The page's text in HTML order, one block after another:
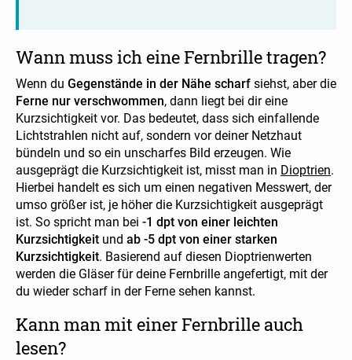
Wann muss ich eine Fernbrille tragen?
Wenn du Gegenstände in der Nähe scharf siehst, aber die
Ferne nur verschwommen, dann liegt bei dir eine
Kurzsichtigkeit vor. Das bedeutet, dass sich einfallende
Lichtstrahlen nicht auf, sondern vor deiner Netzhaut
bündeln und so ein unscharfes Bild erzeugen. Wie
ausgeprägt die Kurzsichtigkeit ist, misst man in Dioptrien.
Hierbei handelt es sich um einen negativen Messwert, der
umso größer ist, je höher die Kurzsichtigkeit ausgeprägt
ist. So spricht man bei -1 dpt von einer leichten
Kurzsichtigkeit und ab -5 dpt von einer starken
Kurzsichtigkeit. Basierend auf diesen Dioptrienwerten
werden die Gläser für deine Fernbrille angefertigt, mit der
du wieder scharf in der Ferne sehen kannst.
Kann man mit einer Fernbrille auch
lesen?